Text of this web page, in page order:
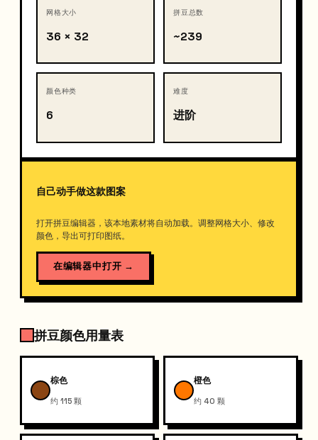
网格大小
36 × 32
拼豆总数
~239
颜色种类
6
难度
进阶
自己动手做这款图案
打开拼豆编辑器，该本地素材将自动加载。调整网格大小、修改
颜色，导出可打印图纸。
在编辑器中打开 →
拼豆颜色用量表
棕色
约 115 颗
橙色
约 40 颗